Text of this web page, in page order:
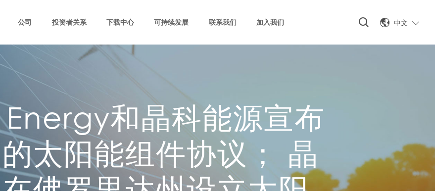
公司 投资者关系 下载中心 可持续发展 联系我们 加入我们 中文
和晶科能源宣布
太阳能组件协议； 晶